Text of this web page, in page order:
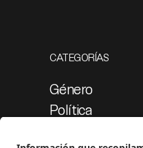
CATEGORÍAS
Género
Política